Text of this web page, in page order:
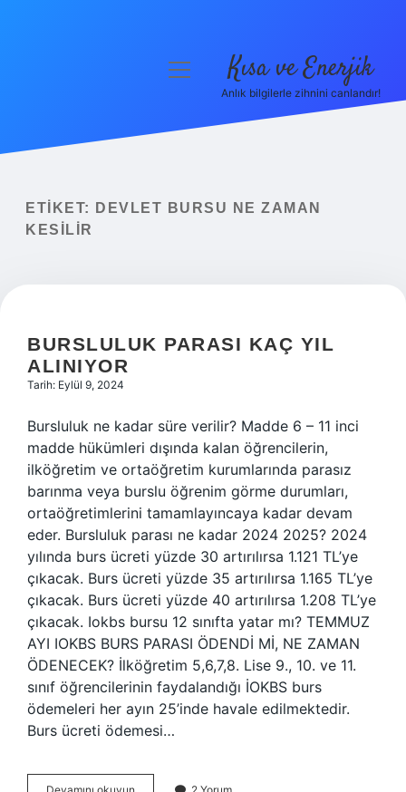
Yasal Uyarı
menüyü
Kısa ve Enerjik
Anlık bilgilerle zihnini canlandır!
ETIKET:
DEVLET BURSU NE ZAMAN
KESILIR
BURSLULUK PARASI KAÇ YIL
ALINIYOR
Tarih: Eylül 9, 2024
Bursluluk ne kadar süre verilir? Madde 6 – 11 inci
madde hükümleri dışında kalan öğrencilerin,
ilköğretim ve ortaöğretim kurumlarında parasız
barınma veya burslu öğrenim görme durumları,
ortaöğretimlerini tamamlayıncaya kadar devam
eder. Bursluluk parası ne kadar 2024 2025? 2024
yılında burs ücreti yüzde 30 artırılırsa 1.121 TL’ye
çıkacak. Burs ücreti yüzde 35 artırılırsa 1.165 TL’ye
çıkacak. Burs ücreti yüzde 40 artırılırsa 1.208 TL’ye
çıkacak. Iokbs bursu 12 sınıfta yatar mı? TEMMUZ
AYI IOKBS BURS PARASI ÖDENDİ Mİ, NE ZAMAN
ÖDENECEK? İlköğretim 5,6,7,8. Lise 9., 10. ve 11.
sınıf öğrencilerinin faydalandığı İOKBS burs
ödemeleri her ayın 25’inde havale edilmektedir.
Burs ücreti ödemesi…
Bursluluk